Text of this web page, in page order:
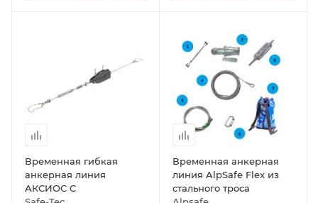
Временная гибкая
анкерная линия
АКСИОС С
Временная анкерная
линия AlpSafe Flex из
стального троса